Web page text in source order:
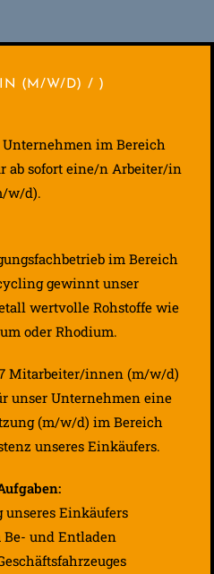
IN (M/W/D) / )
im Bereich
ab sofort eine/n Arbeiter/in
w/d).
im Bereich
gewinnt unser
wertvolle Rohstoffe wie
oder Rhodium.
Mitarbeiter/innen (m/w/d)
unser Unternehmen eine
(m/w/d) im Bereich
unseres Einkäufers.
unseres Einkäufers
und Entladen